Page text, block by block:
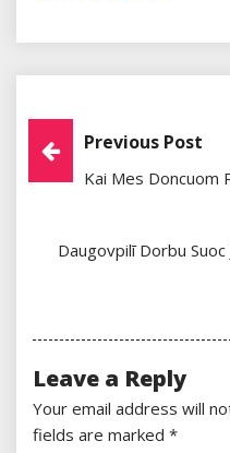
Post
Navigation
Previous Post
Kai Mes Doncuom
Daugovpilī Dorbu Suoc
Leave a Reply
Your email address will
fields are marked *